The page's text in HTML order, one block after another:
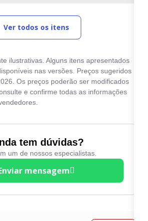
Ver todos os itens
ilustrativas. Alguns itens apresentados
nas versões. Preços sugeridos
Os preços poderão ser modificados
e confirme todas as informações
tem dúvidas?
um de nossos especialistas.
mensagem